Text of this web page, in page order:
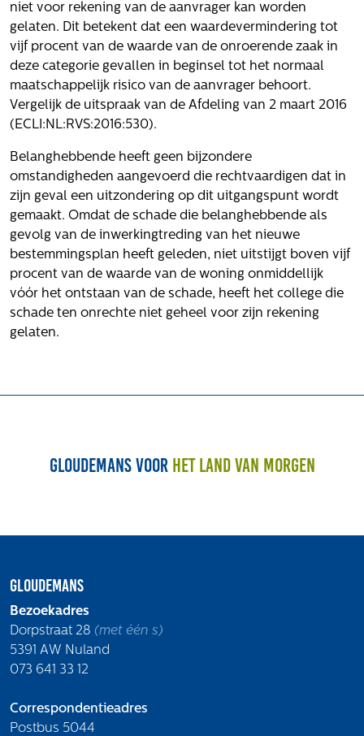
niet voor rekening van de aanvrager kan worden
gelaten. Dit betekent dat een waardevermindering tot
vijf procent van de waarde van de onroerende zaak in
deze categorie gevallen in beginsel tot het normaal
maatschappelijk risico van de aanvrager behoort.
Vergelijk de uitspraak van de Afdeling van 2 maart 2016
(ECLI:NL:RVS:2016:530).
Belanghebbende heeft geen bijzondere
omstandigheden aangevoerd die rechtvaardigen dat in
zijn geval een uitzondering op dit uitgangspunt wordt
gemaakt. Omdat de schade die belanghebbende als
gevolg van de inwerkingtreding van het nieuwe
bestemmingsplan heeft geleden, niet uitstijgt boven vijf
procent van de waarde van de woning onmiddellijk
vóór het ontstaan van de schade, heeft het college die
schade ten onrechte niet geheel voor zijn rekening
gelaten.
Gloudemans voor het land van morgen
Gloudemans
Bezoekadres
Dorpstraat 28 (met één s)
5391 AW Nuland
073 641 33 12
Correspondentieadres
Postbus 5044